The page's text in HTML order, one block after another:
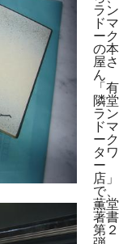
ラン
ドマ
ーク
の本
屋さ
ん
「有
隣堂
ラン
ドマ
ーク
タワ
ー
店」
で、
薫堂
著書
第２